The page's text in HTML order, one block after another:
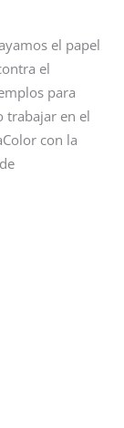
el papel
el
para
trabajar en el
con la